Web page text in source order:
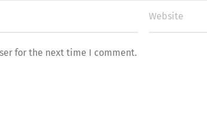
for the next time I comment.